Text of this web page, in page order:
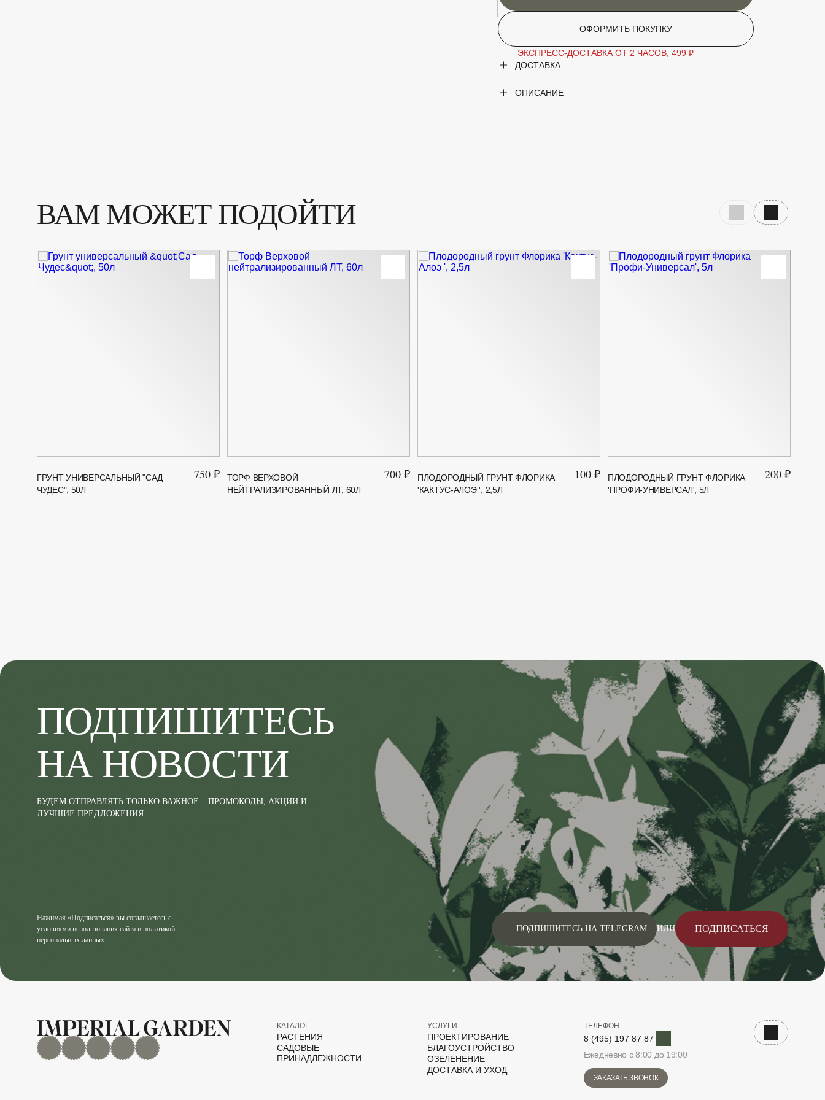
ОФОРМИТЬ ПОКУПКУ
ЭКСПРЕСС-ДОСТАВКА ОТ 2 ЧАСОВ, 499 ₽
ДОСТАВКА
ОПИСАНИЕ
ВАМ МОЖЕТ ПОДОЙТИ Предыдущий слайд
Следующий
ГРУНТ УНИВЕРСАЛЬНЫЙ "САД
ЧУДЕС", 50Л
750 ₽
ТОРФ ВЕРХОВОЙ
НЕЙТРАЛИЗИРОВАННЫЙ ЛТ, 60Л
700 ₽
ПЛОДОРОДНЫЙ ГРУНТ ФЛОРИКА
'КАКТУС-АЛОЭ ', 2,5Л
100 ₽
ПЛОДОРОДНЫЙ ГРУНТ ФЛОРИКА
'ПРОФИ-УНИВЕРСАЛ', 5Л
200 ₽
ПОДПИШИТЕСЬ
НА НОВОСТИ
БУДЕМ ОТПРАВЛЯТЬ ТОЛЬКО ВАЖНОЕ – ПРОМОКОДЫ, АКЦИИ И
ЛУЧШИЕ ПРЕДЛОЖЕНИЯ
Нажимая «Подписаться» вы соглашаетесь с
условиями использования сайта и политикой
персональных данных
ПОДПИШИТЕСЬ НА TELEGRAM ИЛИ ПОДПИСАТЬСЯ
MAX Дзен YouTuberutubeTelegram
КАТАЛОГ
РАСТЕНИЯ
САДОВЫЕ
ПРИНАДЛЕЖНОСТИ
УСЛУГИ
ПРОЕКТИРОВАНИЕ
БЛАГОУСТРОЙСТВО
ОЗЕЛЕНЕНИЕ
ДОСТАВКА И УХОД
ТЕЛЕФОН
8 (495) 197 87 87
Ежедневно с 8:00 до 19:00
ЗАКАЗАТЬ ЗВОНОК
Наверх